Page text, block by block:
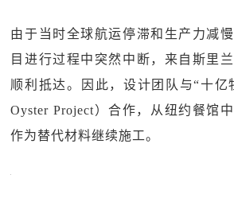
由于当时全球航运停滞和生产力减
目进行过程中突然中断，来自斯里
顺利抵达。因此，设计团队与“十
Oyster Project）合作，从纽约餐馆
作为替代材料继续施工。